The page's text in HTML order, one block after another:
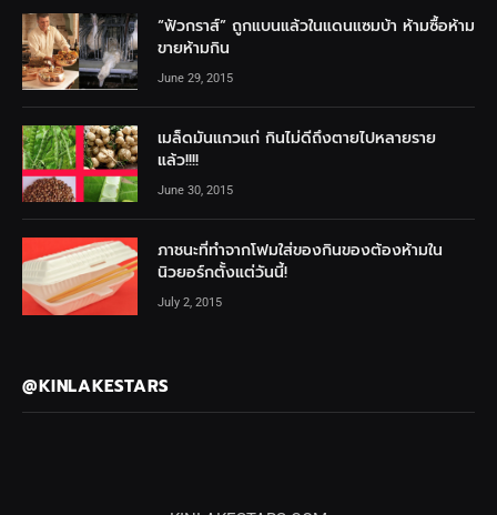
“ฟัวกราส์” ถูกแบนแล้วในแดนแซมบ้า ห้ามซื้อห้าม
ขายห้ามกิน
June 29, 2015
เมล็ดมันแกวแก่ กินไม่ดีถึงตายไปหลายราย
แล้ว!!!!
June 30, 2015
ภาชนะที่ทำจากโฟมใส่ของกินของต้องห้ามใน
นิวยอร์กตั้งแต่วันนี้!
July 2, 2015
@KINLAKESTARS